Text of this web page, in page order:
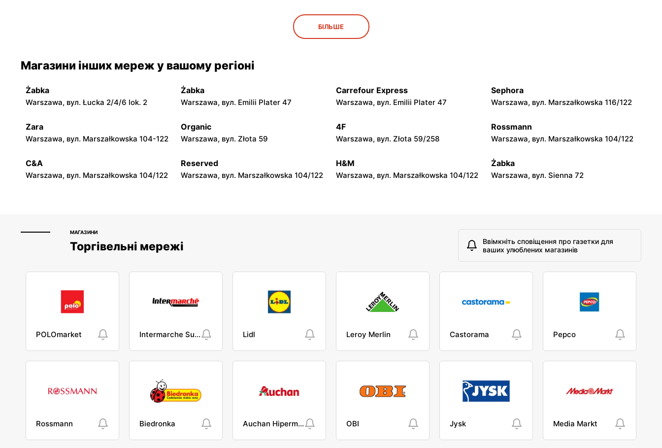
moje sklepy
Gorzyce, вул. Szkolna 44
Jadachy, вул. Jadachy 111 Jeżowe, вул. Zalesie 77
moje sklepy
Górki, вул. Górki 71
moje sklepy
Gumniska, вул. Gumniska 157C
moje sklepy
Iwierzyce, вул. Iwierzyce 152A
moje sklepy
Tczew, вул. Franciszka Żwirki 61
moje sklepy
Hyżne, вул. Hyżne 100
moje sklepy
Jarosław, вул. Pełkińska 147
moje sklepy
Niebylec, вул. Niebylec 139
moje sklepy
Opole, вул. Grudzicka 45
БІЛЬШЕ
Магазини інших мереж у вашому регіоні
Żabka
Warszawa, вул. Łucka 2/4/6 lok. 2
Żabka
Warszawa, вул. Emilii Plater 47
Carrefour Express
Warszawa, вул. Emilii Plater 47
Sephora
Warszawa, вул. Marszałkowska 116/122
Zara
Warszawa, вул. Marszałkowska 104-122
Organic
Warszawa, вул. Złota 59
4F
Warszawa, вул. Złota 59/258
Rossmann
Warszawa, вул. Marszałkowska 104/122
C&A
Warszawa, вул. Marszałkowska 104/122
Reserved
Warszawa, вул. Marszałkowska 104/122
H&M
Warszawa, вул. Marszałkowska 104/122
Żabka
Warszawa, вул. Sienna 72
МАГАЗИНИ
Торгівельні мережі
Ввімкніть сповіщення про газетки для
ваших улюблених магазинів
POLOmarket Intermarche Super Lidl Leroy Merlin Castorama Pepco
Rossmann Biedronka Auchan Hipermarket OBI Jysk Media Markt